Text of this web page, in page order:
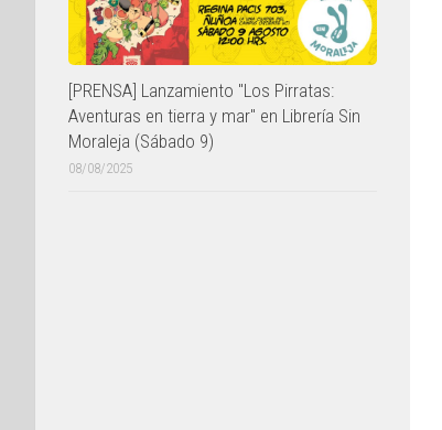
[PRENSA] Lanzamiento "Los Pirratas:
Aventuras en tierra y mar" en Librería Sin
Moraleja (Sábado 9)
08/08/2025